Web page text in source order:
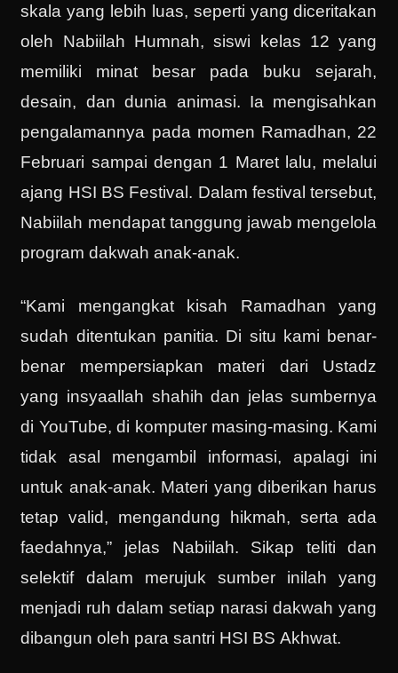
skala yang lebih luas, seperti yang diceritakan
oleh Nabiilah Humnah, siswi kelas 12 yang
memiliki minat besar pada buku sejarah,
desain, dan dunia animasi. Ia mengisahkan
pengalamannya pada momen Ramadhan, 22
Februari sampai dengan 1 Maret lalu, melalui
ajang HSI BS Festival. Dalam festival tersebut,
Nabiilah mendapat tanggung jawab mengelola
program dakwah anak-anak.
“Kami mengangkat kisah Ramadhan yang
sudah ditentukan panitia. Di situ kami benar-
benar mempersiapkan materi dari Ustadz
yang insyaallah shahih dan jelas sumbernya
di YouTube, di komputer masing-masing. Kami
tidak asal mengambil informasi, apalagi ini
untuk anak-anak. Materi yang diberikan harus
tetap valid, mengandung hikmah, serta ada
faedahnya,” jelas Nabiilah. Sikap teliti dan
selektif dalam merujuk sumber inilah yang
menjadi ruh dalam setiap narasi dakwah yang
dibangun oleh para santri HSI BS Akhwat.